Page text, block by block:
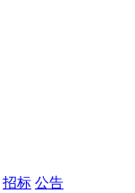
招标 公告